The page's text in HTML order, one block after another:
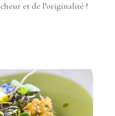
et de l’originalité !